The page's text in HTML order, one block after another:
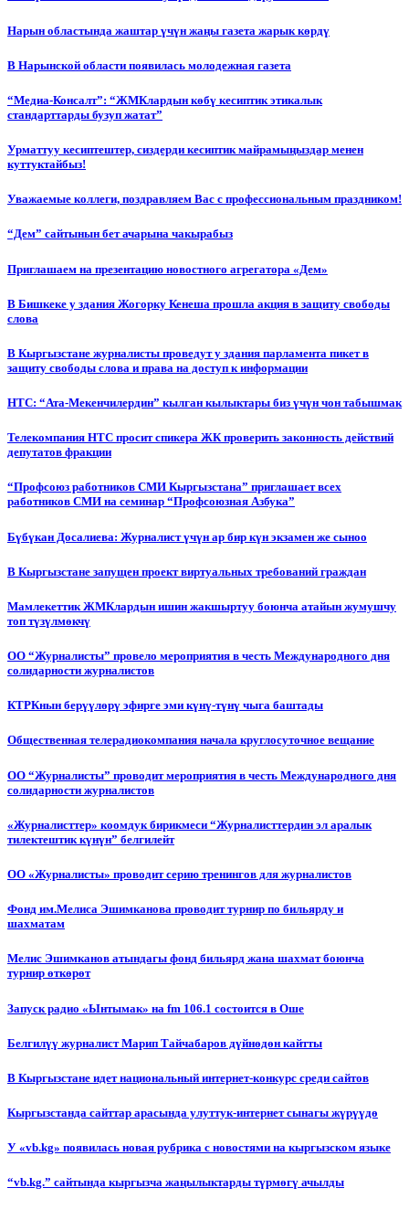
Нарын областында жаштар үчүн жаңы газета жарык көрдү
В Нарынской области появилась молодежная газета
“Медиа-Консалт”: “ЖМКлардын көбү кесиптик этикалык
стандарттарды бузуп жатат”
Урматтуу кесиптештер, сиздерди кесиптик майрамыңыздар менен
куттуктайбыз!
Уважаемые коллеги, поздравляем Вас с профессиональным праздником!
“Дем” сайтынын бет ачарына чакырабыз
Приглашаем на презентацию новостного агрегатора «Дем»
В Бишкеке у здания Жогорку Кенеша прошла акция в защиту свободы
слова
В Кыргызстане журналисты проведут у здания парламента пикет в
защиту свободы слова и права на доступ к информации
НТС: “Ата-Мекенчилердин” кылган кылыктары биз үчүн чон табышмак
Телекомпания НТС просит спикера ЖК проверить законность действий
депутатов фракции
“Профсоюз работников СМИ Кыргызстана” приглашает всех
работников СМИ на семинар “Профсоюзная Азбука”
Бүбүкан Досалиева: Журналист үчүн ар бир күн экзамен же сыноо
В Кыргызстане запущен проект виртуальных требований граждан
Мамлекеттик ЖМКлардын ишин жакшыртуу боюнча атайын жумушчу
топ түзүлмөкчү
ОО “Журналисты” провело мероприятия в честь Международного дня
солидарности журналистов
КТРКнын берүүлөрү эфирге эми күнү-түнү чыга баштады
Общественная телерадиокомпания начала круглосуточное вещание
ОО “Журналисты” проводит мероприятия в честь Международного дня
солидарности журналистов
«Журналисттер» коомдук бирикмеси “Журналисттердин эл аралык
тилектештик күнүн” белгилейт
ОО «Журналисты» проводит серию тренингов для журналистов
Фонд им.Мелиса Эшимканова проводит турнир по бильярду и
шахматам
Мелис Эшимканов атындагы фонд бильярд жана шахмат боюнча
турнир өткөрөт
Запуск радио «Ынтымак» на fm 106.1 состоится в Оше
Белгилүү журналист Марип Тайчабаров дүйнөдөн кайтты
В Кыргызстане идет национальный интернет-конкурс среди сайтов
Кыргызстанда сайттар арасында улуттук-интернет сынагы жүрүүдө
У «vb.kg» появилась новая рубрика с новостями на кыргызском языке
“vb.kg.” сайтында кыргызча жаңылыктарды түрмөгү ачылды